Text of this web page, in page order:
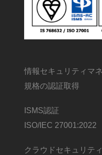
情報セキュリティマ
規格の認証取得
ISMS認証
ISO/IEC 27001:2022
クラウドセキュリテ